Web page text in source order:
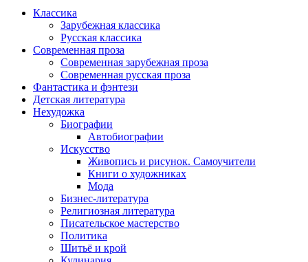
Классика
Зарубежная классика
Русская классика
Современная проза
Современная зарубежная проза
Современная русская проза
Фантастика и фэнтези
Детская литература
Нехудожка
Биографии
Автобиографии
Искусство
Живопись и рисунок. Самоучители
Книги о художниках
Мода
Бизнес-литература
Религиозная литература
Писательское мастерство
Политика
Шитьё и крой